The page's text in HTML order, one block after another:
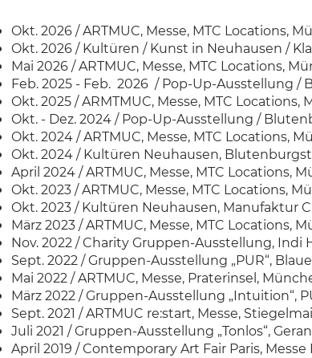
Okt. 2026 / ARTMUC, Messe, MTC Locations,
Okt. 2026 / Kultüren / Kunst in Neuhausen /
Mai 2026 / ARTMUC, Messe, MTC Locations,
Feb. 2025 - Feb. 2026 / Pop-Up-Ausstellung /
Okt. 2025 / ARMTMUC, Messe, MTC Locations,
Okt. - Dez. 2024 / Pop-Up-Ausstellung /
Okt. 2024 / ARTMUC, Messe, MTC Locations,
Okt. 2024 / Kultüren Neuhausen,
April 2024 / ARTMUC, Messe, MTC Locations,
Okt. 2023 / ARTMUC, Messe, MTC Locations,
Okt. 2023 / Kultüren Neuhausen, Manufaktur
März 2023 / ARTMUC, Messe, MTC Locations,
Nov. 2022 / Charity Gruppen-Ausstellung, Indi
Sept. 2022 / Gruppen-Ausstellung „PUR“,
Mai 2022 / ARTMUC, Messe, Praterinsel,
März 2022 / Gruppen-Ausstellung „Intuition“,
Sept. 2021 / ARTMUC re:start, Messe,
Juli 2021 / Gruppen-Ausstellung „Tonlos“,
April 2019 / Contemporary Art Fair Paris, Messe